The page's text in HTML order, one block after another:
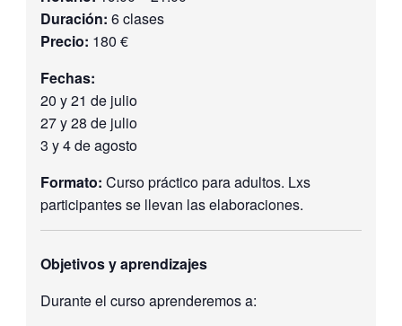
Duración: 6 clases
Precio: 180 €
Fechas:
20 y 21 de julio
27 y 28 de julio
3 y 4 de agosto
Formato: Curso práctico para adultos. Lxs
participantes se llevan las elaboraciones.
Objetivos y aprendizajes
Durante el curso aprenderemos a: